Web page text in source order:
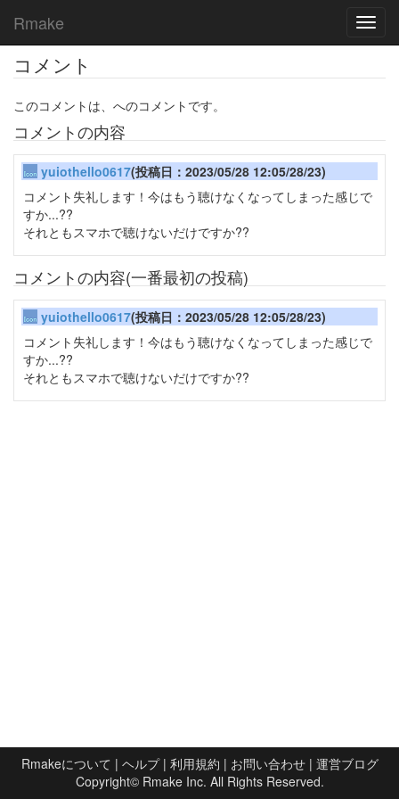
Rmake
コメント
このコメントは、へのコメントです。
コメントの内容
yuiothello0617(投稿日：2023/05/28 12:05/28/23)
コメント失礼します！今はもう聴けなくなってしまった感じで
すか...??
それともスマホで聴けないだけですか??
コメントの内容(一番最初の投稿)
yuiothello0617(投稿日：2023/05/28 12:05/28/23)
コメント失礼します！今はもう聴けなくなってしまった感じで
すか...??
それともスマホで聴けないだけですか??
Rmakeについて | ヘルプ| 利用規約 | お問い合わせ| 運営ブログ
Copyright© Rmake Inc. All Rights Reserved.